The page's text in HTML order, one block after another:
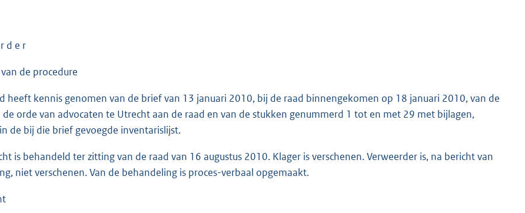
d e r
de procedure
heeft kennis genomen van de brief van 13 januari 2010, bij de raad binnengekomen op 18 januari 2010, van de
de orde van advocaten te Utrecht aan de raad en van de stukken genummerd 1 tot en met 29 met bijlagen,
de bij die brief gevoegde inventarislijst.
is behandeld ter zitting van de raad van 16 augustus 2010. Klager is verschenen. Verweerder is, na bericht van
niet verschenen. Van de behandeling is proces-verbaal opgemaakt.